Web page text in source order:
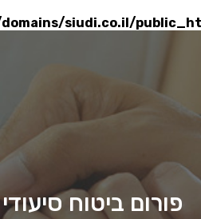
siudi.co.il/
פורום ביטוח סיעודי